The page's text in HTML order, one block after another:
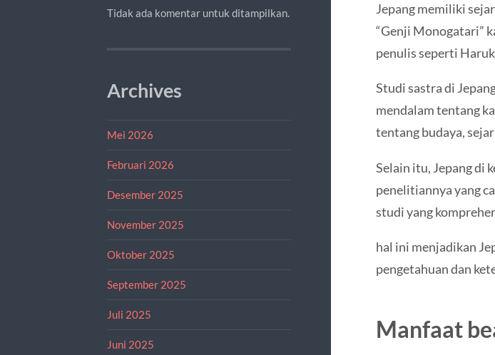
Tidak ada komentar untuk ditampilkan.
Archives
Mei 2026
Februari 2026
Desember 2025
November 2025
Oktober 2025
September 2025
Juli 2025
Juni 2025
Jepang memiliki
“Genji Monogatari”
penulis seperti
Studi sastra di
mendalam tentang
tentang budaya,
Selain itu, Jepang di
penelitiannya yang
studi yang
hal ini menjadikan
pengetahuan dan
Manfaat